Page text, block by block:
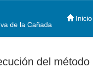
de la Cañada
Inicio
del método